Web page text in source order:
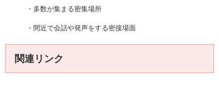
・多数が集まる密集場所
・間近で会話や発声をする密接場面
関連リンク